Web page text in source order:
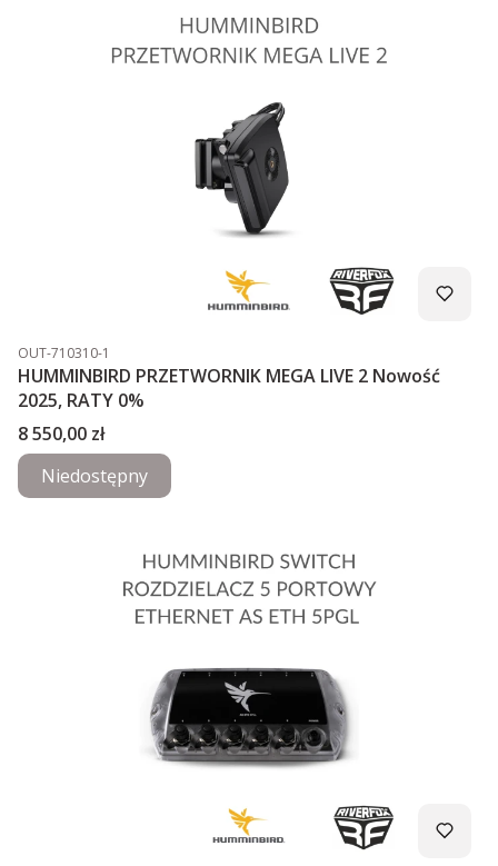
Kod produktu
OUT-710310-1
HUMMINBIRD PRZETWORNIK MEGA LIVE 2 Nowość
2025, RATY 0%
Cena
8 550,00 zł
Niedostępny